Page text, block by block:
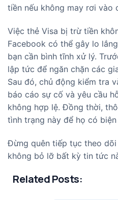
tiền nếu không may rơi vào
Việc thẻ Visa bị trừ tiền
Facebook có thể gây lo
bạn cần bình tĩnh xử lý.
lập tức để ngăn chặn các
Sau đó, chủ động kiểm tra
báo cáo sự cố và yêu cầu
không hợp lệ. Đồng thời,
tình trạng này để họ có
Đừng quên tiếp tục theo
không bỏ lỡ bất kỳ tin tức
Related Posts: